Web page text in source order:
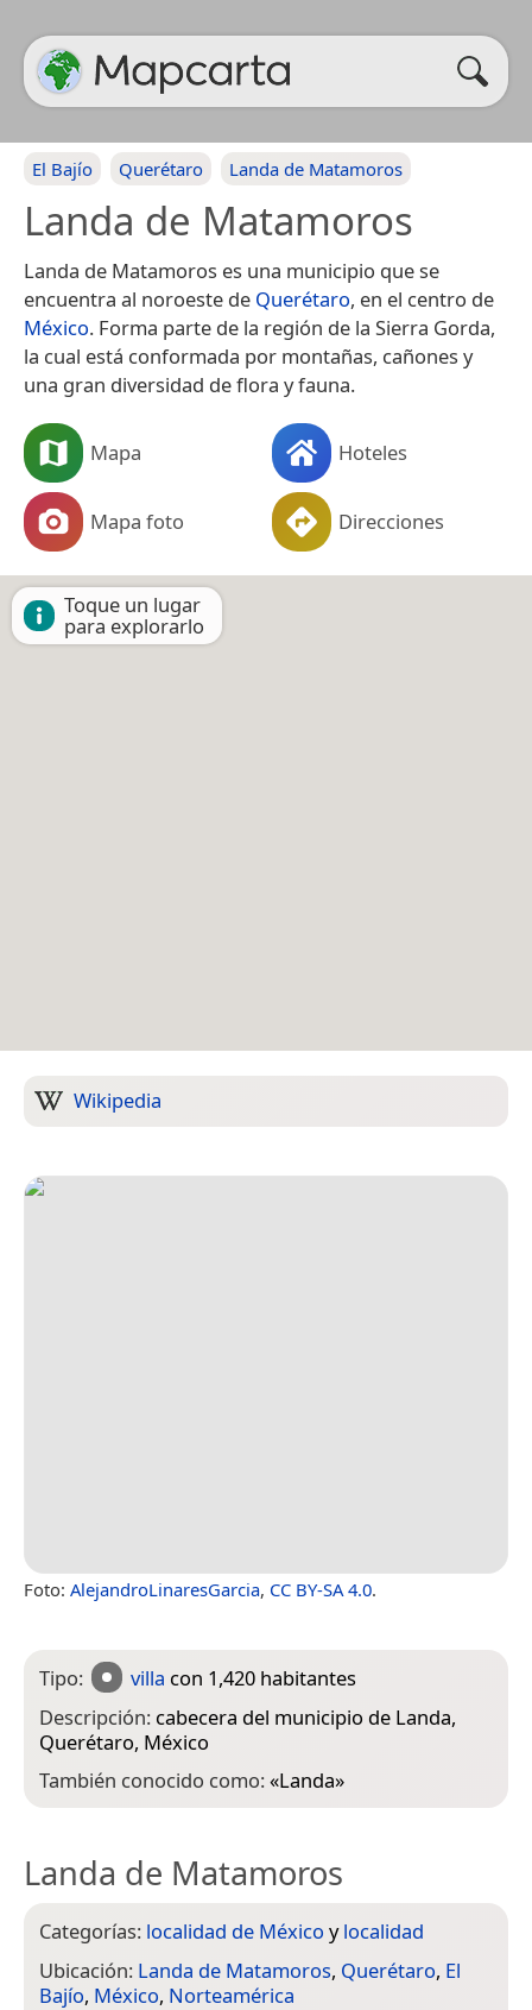
El Bajío Querétaro Landa de Matamoros
Landa de Matamoros
Landa de Matamoros es una municipio que se
encuentra al noroeste de Querétaro, en el centro de
México. Forma parte de la región de la Sierra Gorda,
la cual está conformada por montañas, cañones y
una gran diversidad de flora y fauna.
Mapa Hoteles
Mapa foto Direcciones
Toque un lugar
para explorarlo
Wikipedia
Foto: AlejandroLinaresGarcia, CC BY-SA 4.0.
Tipo: villa con 1,420 habitantes
Descripción: cabecera del municipio de Landa,
Querétaro, México
También conocido como:«Landa»
Landa de Matamoros
Categorías: localidad de México ylocalidad
Ubicación: Landa de Matamoros, Querétaro, El
Bajío, México, Norteamérica